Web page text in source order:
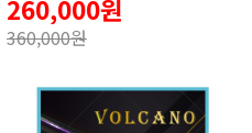
260,000원
360,000원